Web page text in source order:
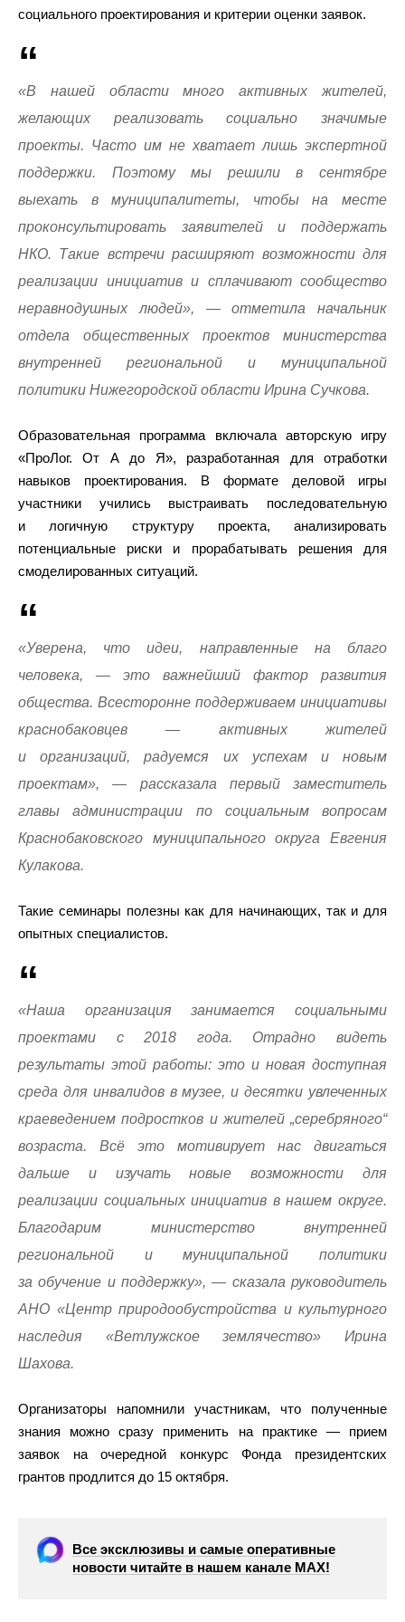
социального проектирования и критерии оценки заявок.
«В нашей области много активных жителей,
желающих реализовать социально значимые
проекты. Часто им не хватает лишь экспертной
поддержки. Поэтому мы решили в сентябре
выехать в муниципалитеты, чтобы на месте
проконсультировать заявителей и поддержать
НКО. Такие встречи расширяют возможности для
реализации инициатив и сплачивают сообщество
неравнодушных людей», — отметила начальник
отдела общественных проектов министерства
внутренней региональной и муниципальной
политики Нижегородской области Ирина Сучкова.
Образовательная программа включала авторскую игру
«ПроЛог. От А до Я», разработанная для отработки
навыков проектирования. В формате деловой игры
участники учились выстраивать последовательную
и логичную структуру проекта, анализировать
потенциальные риски и прорабатывать решения для
смоделированных ситуаций.
«Уверена, что идеи, направленные на благо
человека, — это важнейший фактор развития
общества. Всесторонне поддерживаем инициативы
краснобаковцев — активных жителей
и организаций, радуемся их успехам и новым
проектам», — рассказала первый заместитель
главы администрации по социальным вопросам
Краснобаковского муниципального округа Евгения
Кулакова.
Такие семинары полезны как для начинающих, так и для
опытных специалистов.
«Наша организация занимается социальными
проектами с 2018 года. Отрадно видеть
результаты этой работы: это и новая доступная
среда для инвалидов в музее, и десятки увлеченных
краеведением подростков и жителей „серебряного“
возраста. Всё это мотивирует нас двигаться
дальше и изучать новые возможности для
реализации социальных инициатив в нашем округе.
Благодарим министерство внутренней
региональной и муниципальной политики
за обучение и поддержку», — сказала руководитель
АНО «Центр природообустройства и культурного
наследия «Ветлужское землячество» Ирина
Шахова.
Организаторы напомнили участникам, что полученные
знания можно сразу применить на практике — прием
заявок на очередной конкурс Фонда президентских
грантов продлится до 15 октября.
Все эксклюзивы и самые оперативные
новости читайте в нашем канале МАХ!